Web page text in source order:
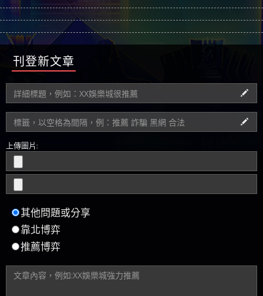
刊登新文章
上傳圖片:
其他問題或分享
靠北博弈
推薦博弈